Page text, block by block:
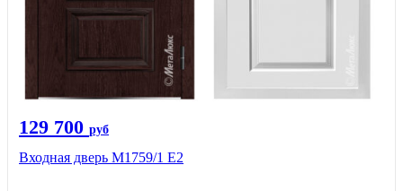
129 700 руб
Входная дверь М1759/1 Е2